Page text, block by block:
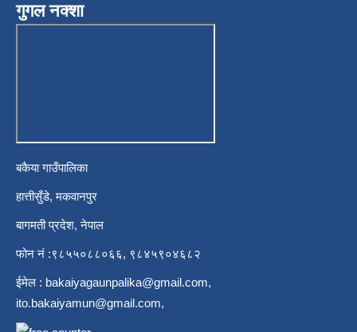
गुगल नक्शा
बकैया गाउँपालिका
हात्तीसुँडे, मकवानपुर
बागमती प्रदेश, नेपाल
फोन नं :९८५५०८८०६६, ९८४५९०४६८२
ईमेल : bakaiyagaunpalika@gmail.com,
ito.bakaiyamun@gmail.com,